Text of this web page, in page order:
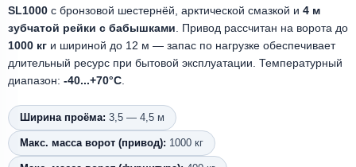
SL1000 с бронзовой шестернёй, арктической смазкой и 4 м
зубчатой рейки с бабышками . Привод рассчитан на ворота до
1000 кг и шириной до 12 м — запас по нагрузке обеспечивает
длительный ресурс при бытовой эксплуатации. Температурный
диапазон: -40...+70°C
Ширина проёма: 3,5 — 4,5 м
Макс. масса ворот (привод): 1000 кг